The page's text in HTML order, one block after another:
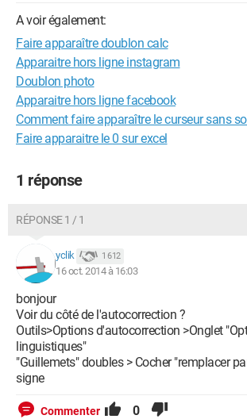
A voir également:
Faire apparaître doublon calc
Apparaitre hors ligne instagram
Doublon photo
Apparaitre hors ligne facebook
Comment faire apparaître le curseur sans
Faire apparaitre le 0 sur excel
1 réponse
RÉPONSE 1 / 1
yclik 1 612
16 oct. 2014 à 16:03
bonjour
Voir du côté de l'autocorrection ?
Outils>Options d'autocorrection >Onglet
linguistiques"
"Guillemets" doubles > Cocher "remplacer
signe
Commenter 0